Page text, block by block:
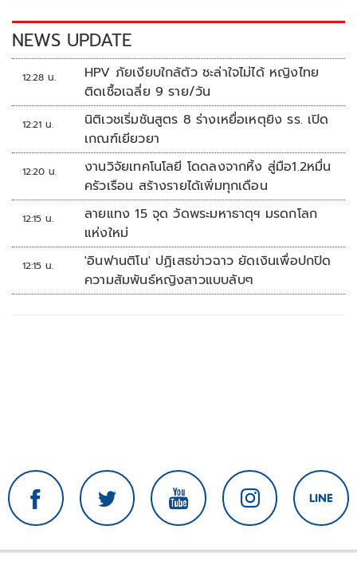
k k
NEWS UPDATE
12:28 น.
HPV ภัยเงียบใกล้ตัว ชะล่าใจไม่ได้ หญิงไทย
ติดเชื้อเฉลี่ย 9 ราย/วัน
12:21 น.
นิติเวชเริ่มชันสูตร 8 ร่างเหยื่อเหตุยิง รร. เปิด
เกณฑ์เยียวยา
12:20 น.
งานวิจัยเทคโนโลยี โดดลงจากหิ้ง สู่มือ1.2หมื่น
ครัวเรือน สร้างรายได้เพิ่มทุกเดือน
12:15 น.
ลายแทง 15 จุด วัดพระมหาธาตุฯ มรดกโลก
แห่งใหม่
12:15 น.
'อินฟานติโน' ปฏิเสธข่าวฉาว ยัดเงินเพื่อปกปิด
ความสัมพันธ์หญิงสาวแบบลับๆ